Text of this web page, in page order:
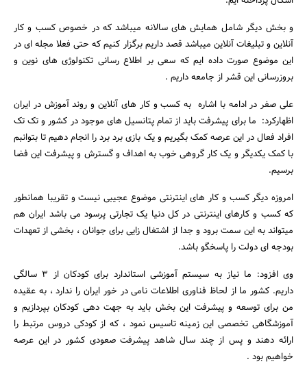
و بخش دیگر شامل همایش های سالانه میباشد که در خصوص کسب و کار
آنلاین و تبلیغات آنلاین میباشد قصد داریم برگزار کنیم که حتی فعلا مجله ای در
این موضوع صورت داده ایم که سعی بر اطلاع رسانی تکنولوژی های نوین و
بروزرسانی این قشر از جامعه داریم .
علی صفر در ادامه با اشاره به کسب و کار های آنلاین و روند آموزش در ایران
اظهارکرد: ما برای پیشرفت باید از تمام پتانسیل های موجود در کشور و تک تک
افراد فعال در این عرصه کمک بگیریم و یک بازی برد برد را انجام دهیم تا بتوانبم
با کمک یکدیگر و یک کار گروهی خوب به اهداف و گسترش و پیشرفت این فضا
برسیم.
امروزه دیگر کسب و کار های اینترنتی موضوع عجیبی نیست و تقریبا همانطور
که کسب و کارهای اینترنتی در کل دنیا یک تجارتی پرسود می باشد ایران هم
میتواند به این سمت برود و جدا از اشتغال زایی برای جوانان ، بخشی از تعهدات
بودجه ای دولت را پاسخگو باشد.
وی افزود: ما نیاز به سیستم آموزشی استاندارد برای کودکان از 3 سالگی
داریم. کشور ما از لحاظ فناوری اطلاعات نامی در خور ایران را ندارد ، به عقیده
من برای توسعه و پیشرفت این بخش باید به جهت دهی کودکان بپردازیم و
آموزشگاهی تخصصی این زمینه تاسیس نمود ، که از کودکی دروس مرتبط را
ارائه دهند و پس از چند سال شاهد پیشرفت صعودی کشور در این عرصه
خواهیم بود .